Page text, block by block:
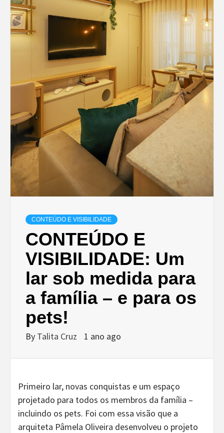
CONTEÚDO E VISIBILIDADE
CONTEÚDO E
VISIBILIDADE: Um
lar sob medida para
a família – e para os
pets!
By Talita Cruz 1 ano ago
Primeiro lar, novas conquistas e um espaço
projetado para todos os membros da família –
incluindo os pets. Foi com essa visão que a
arquiteta Pâmela Oliveira desenvolveu o projeto